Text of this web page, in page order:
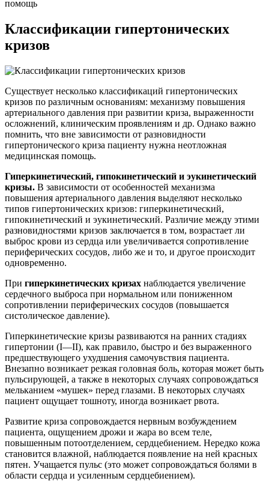
помощь
Классификации гипертонических
кризов
Существует несколько классификаций гипертонических
кризов по различным основаниям: механизму повышения
артериального давления при развитии криза, выраженности
осложнений, клиническим проявлениям и др. Однако важно
помнить, что вне зависимости от разновидности
гипертонического криза пациенту нужна неотложная
медицинская помощь.
Гиперкинетический, гипокинетический и эукинетический
кризы. В зависимости от особенностей механизма
повышения артериального давления выделяют несколько
типов гипертонических кризов: гиперкинетический,
гипокинетический и эукинетический. Различие между этими
разновидностями кризов заключается в том, возрастает ли
выброс крови из сердца или увеличивается сопротивление
периферических сосудов, либо же и то, и другое происходит
одновременно.
При гиперкинетических кризах наблюдается увеличение
сердечного выброса при нормальном или пониженном
сопротивлении периферических сосудов (повышается
систолическое давление).
Гиперкинетические кризы развиваются на ранних стадиях
гипертонии (I—II), как правило, быстро и без выраженного
предшествующего ухудшения самочувствия пациента.
Внезапно возникает резкая головная боль, которая может быть
пульсирующей, а также в некоторых случаях сопровождаться
мельканием «мушек» перед глазами. В некоторых случаях
пациент ощущает тошноту, иногда возникает рвота.
Развитие криза сопровождается нервным возбуждением
пациента, ощущением дрожи и жара во всем теле,
повышенным потоотделением, сердцебиением. Нередко кожа
становится влажной, наблюдается появление на ней красных
пятен. Учащается пульс (это может сопровождаться болями в
области сердца и усиленным сердцебиением).